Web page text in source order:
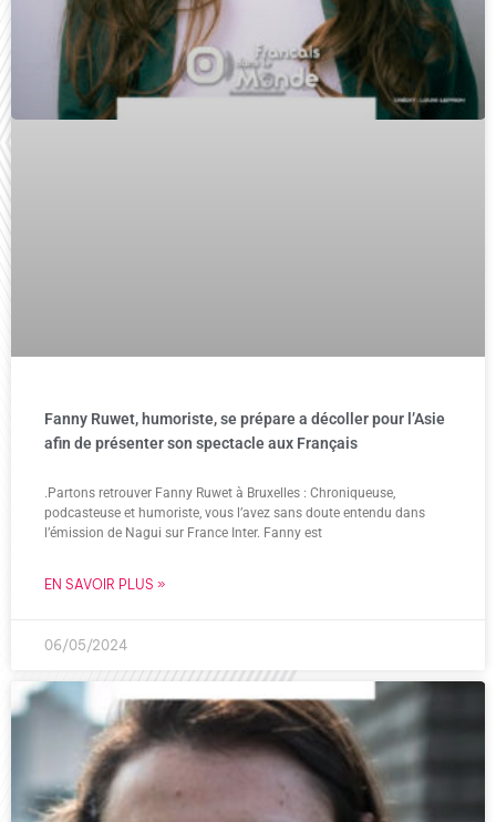
Fanny Ruwet, humoriste, se prépare a décoller pour l’Asie
afin de présenter son spectacle aux Français
.Partons retrouver Fanny Ruwet à Bruxelles : Chroniqueuse,
podcasteuse et humoriste, vous l’avez sans doute entendu dans
l’émission de Nagui sur France Inter. Fanny est
EN SAVOIR PLUS »
06/05/2024